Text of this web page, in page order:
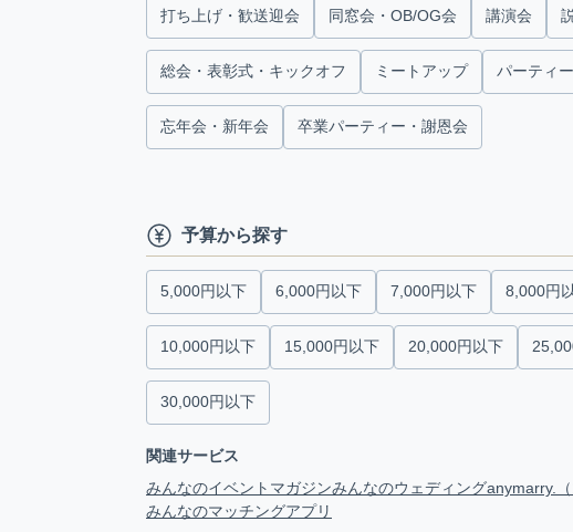
打ち上げ・歓送迎会 同窓会・OB/OG会 講演会
総会・表彰式・キックオフ ミートアップ パーティ
忘年会・新年会 卒業パーティー・謝恩会
予算から探す
5,000円以下 6,000円以下 7,000円以下 8,000円
10,000円以下 15,000円以下 20,000円以下
30,000円以下
関連サービス
みんなのイベントマガジンみんなのウェディングanymarry.（
みんなのマッチングアプリ